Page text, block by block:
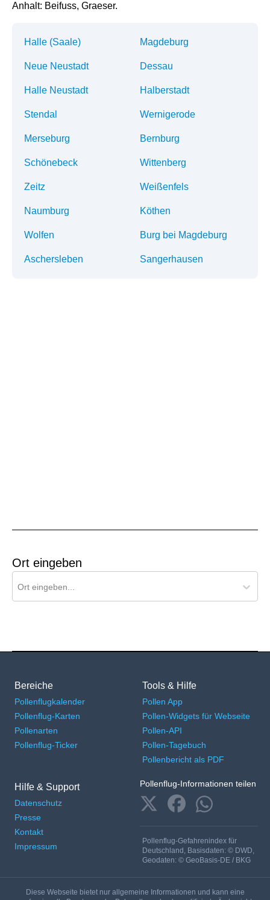
Anhalt: Beifuss, Graeser.
Halle (Saale) Magdeburg
Neue Neustadt Dessau
Halle Neustadt Halberstadt
Stendal Wernigerode
Merseburg Bernburg
Schönebeck Wittenberg
Zeitz Weißenfels
Naumburg Köthen
Wolfen Burg bei Magdeburg
Aschersleben Sangerhausen
Ort eingeben
Ort eingeben...
Bereiche
Pollenflugkalender
Pollenflug-Karten
Pollenarten
Pollenflug-Ticker
Tools & Hilfe
Pollen App
Pollen-Widgets für Webseite
Pollen-API
Pollen-Tagebuch
Pollenbericht als PDF
Hilfe & Support
Datenschutz
Presse
Kontakt
Impressum
Pollenflug-Informationen teilen
Pollenflug-Gefahrenindex für
Deutschland, Basisdaten: © DWD,
Geodaten: © GeoBasis-DE / BKG
Diese Webseite bietet nur allgemeine Informationen und kann eine